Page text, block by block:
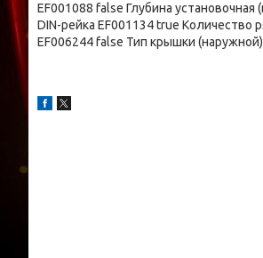
EF001088 false Глубина
DIN-рейка EF001134 true Количество
EF006244 false Тип крышки